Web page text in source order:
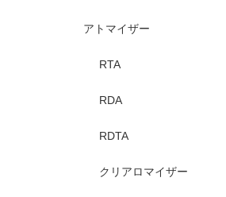
アトマイザー
RTA
RDA
RDTA
クリアロマイザー